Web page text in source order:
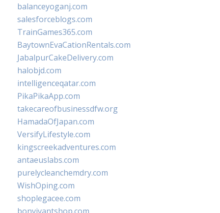
balanceyoganj.com
salesforceblogs.com
TrainGames365.com
BaytownEvaCationRentals.com
JabalpurCakeDelivery.com
halobjd.com
intelligenceqatar.com
PikaPikaApp.com
takecareofbusinessdfw.org
HamadaOfJapan.com
VersifyLifestyle.com
kingscreekadventures.com
antaeuslabs.com
purelycleanchemdry.com
WishOping.com
shoplegacee.com